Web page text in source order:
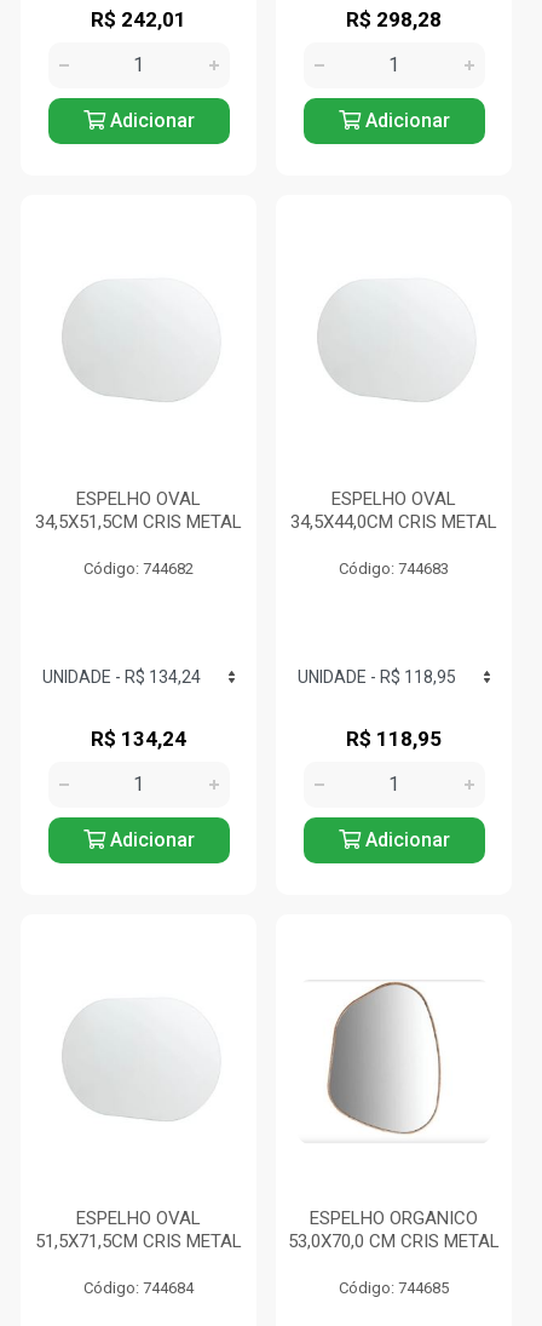
R$ 242,01
Adicionar
R$ 298,28
Adicionar
ESPELHO OVAL
34,5X51,5CM CRIS METAL
Código: 744682
R$ 134,24
Adicionar
ESPELHO OVAL
34,5X44,0CM CRIS METAL
Código: 744683
R$ 118,95
Adicionar
ESPELHO OVAL
51,5X71,5CM CRIS METAL
Código: 744684
ESPELHO ORGANICO
53,0X70,0 CM CRIS METAL
Código: 744685